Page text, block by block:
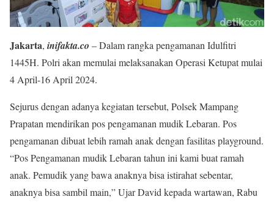
Jakarta, inifakta.co – Dalam rangka pengamanan Idulfitri
1445H. Polri akan memulai melaksanakan Operasi Ketupat mulai
4 April-16 April 2024.
Sejurus dengan adanya kegiatan tersebut, Polsek Mampang
Prapatan mendirikan pos pengamanan mudik Lebaran. Pos
pengamanan dibuat lebih ramah anak dengan fasilitas playground.
“Pos Pengamanan mudik Lebaran tahun ini kami buat ramah
anak. Pemudik yang bawa anaknya bisa istirahat sebentar,
anaknya bisa sambil main,” Ujar David kepada wartawan, Rabu